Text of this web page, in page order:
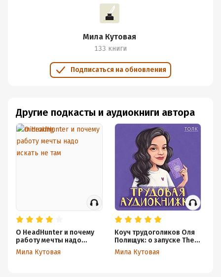
17 июня 2021
17 июня 2021
Мила Кутовая
133 книги
Подписаться на обновления
Другие подкасты и аудиокниги автора
О HeadHunter и почему
работу мечты надо
искать не там
Мила Кутовая
Коуч трудоголиков Оля
Полищук: о запуске The
Village, выгорании и
поисках себя вне
Мила Кутовая